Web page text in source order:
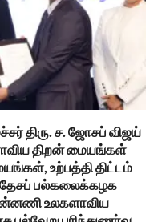
திரு. ச. ஜோசப் விஜய்
திறன் மையங்கள்
உற்பத்தி திட்டம்
பல்கலைக்கழக
உலகளாவிய